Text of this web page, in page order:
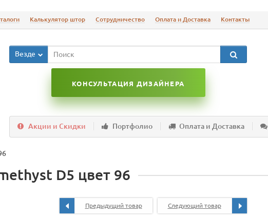
Калькулятор штор Сотрудничество Оплата и Доставка Контакты
Везде
КОНСУЛЬТАЦИЯ ДИЗАЙНЕРА
Акции и Скидки Портфолио Оплата и Доставка
D5 цвет 96
Предыдущий товар Следующий товар